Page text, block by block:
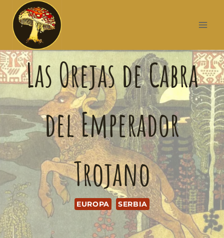
Las Orejas de Cabra
del Emperador
Trojano
EUROPA SERBIA